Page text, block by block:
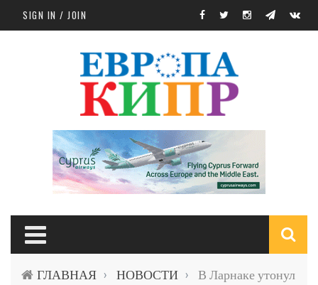
Skip to main content
SIGN IN / JOIN
ГЛАВНАЯ › НОВОСТИ ›
В Ларнаке утонул